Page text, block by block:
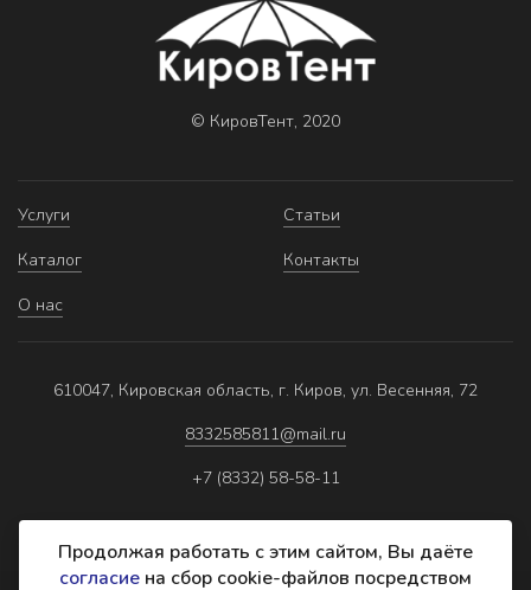
© КировТент, 2020
Услуги
Каталог
О нас
Статьи
Контакты
610047, Кировская область, г. Киров, ул. Весенняя, 72
8332585811@mail.ru
+7 (8332) 58-58-11
Продолжая работать с этим сайтом, Вы даёте
согласие на сбор cookie-файлов посредством